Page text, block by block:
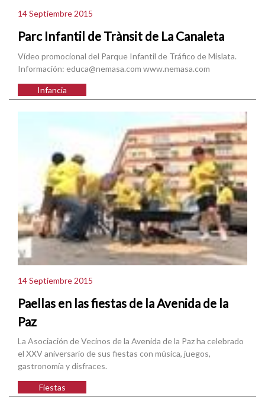
14 Septiembre 2015
Parc Infantil de Trànsit de La Canaleta
Vídeo promocional del Parque Infantil de Tráfico de Mislata.
Información: educa@nemasa.com www.nemasa.com
Infancia
14 Septiembre 2015
Paellas en las fiestas de la Avenida de la
Paz
La Asociación de Vecinos de la Avenida de la Paz ha celebrado
el XXV aniversario de sus fiestas con música, juegos,
gastronomía y disfraces.
Fiestas